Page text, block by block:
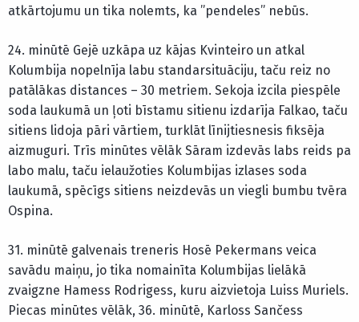
atkārtojumu un tika nolemts, ka ”pendeles” nebūs.
24. minūtē Gejē uzkāpa uz kājas Kvinteiro un atkal
Kolumbija nopelnīja labu standarsituāciju, taču reiz no
patālākas distances – 30 metriem. Sekoja izcila piespēle
soda laukumā un ļoti bīstamu sitienu izdarīja Falkao, taču
sitiens lidoja pāri vārtiem, turklāt līnijtiesnesis fiksēja
aizmuguri. Trīs minūtes vēlāk Sāram izdevās labs reids pa
labo malu, taču ielaužoties Kolumbijas izlases soda
laukumā, spēcīgs sitiens neizdevās un viegli bumbu tvēra
Ospina.
31. minūtē galvenais treneris Hosē Pekermans veica
savādu maiņu, jo tika nomainīta Kolumbijas lielākā
zvaigzne Hamess Rodrigess, kuru aizvietoja Luiss Muriels.
Piecas minūtes vēlāk, 36. minūtē, Karloss Sančess